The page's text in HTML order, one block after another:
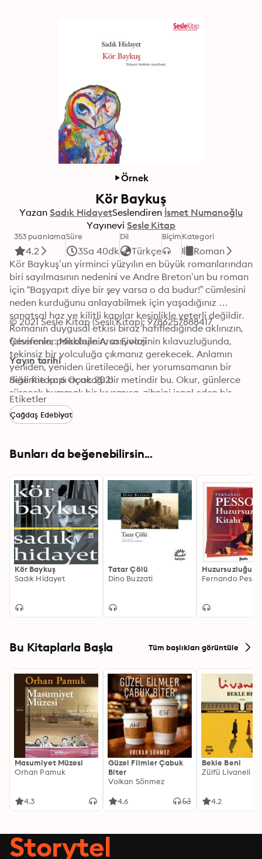
Örnek
Kör Baykuş
Yazan Sadık HidayetSeslendiren İsmet Numanoğlu
Yayınevi Sesle Kitap
353 puanlama
4.2
Süre
3Sa 40dk
Dil
Türkçe
BiçimKategori
Roman
Kör Baykuş’un yirminci yüzyılın en büyük romanlarından
biri sayılmasının nedenini ve Andre Breton’un bu roman
için “Başyapıt diye bir şey varsa o da budur!” cümlesini
neden kurduğunu anlayabilmek için yaşadığınız
sanatsal haz ve kilitli kapılar kesinlikle yeterli değildir.
Romanın duygusal etkisi biraz hafiflediğinde aklınızın,
felsefenin, psikolojinin, sosyolojinin kılavuzluğunda,
tekinsiz bir yolculuğa çıkmanız gerekecek. Anlamın
yeniden, yeniden üretileceği, her yorumsamanın bir
diğerine kapı açacağı bir metindir bu. Okur, günlerce
sürecek hummalı bir kıvranışa, zihnini işgal eden bir
âlemin görüntüleriyle gerçek-hayal arası bir iklimde
gezinip durmaya, kulaklarında çınlayıp duran alaycı,
sesine hazırlıklı olmalıdır.
© 2021 Sesle Kitap (Sesli Kitap): 9786257888417
Çevirenler: Makbule Aras Eivazi
Yayın tarihi
Sesli Kitap: 6 Ocak 2021
Etiketler
Çağdaş Edebiyat
Bunları da beğenebilirsin...
Kör Baykuş
Sadık Hidayet
Tatar Çölü
Dino Buzzati
Huzursuzluğun
Fernando
Bu Kitaplarla Başla Tüm başlıkları görüntüle
Masumiyet Müzesi
Orhan Pamuk
4.3
Güzel Filmler Çabuk
Biter
Volkan Sönmez
4.6
Bekle Beni
Zülfü Livaneli
4.2
Storytel